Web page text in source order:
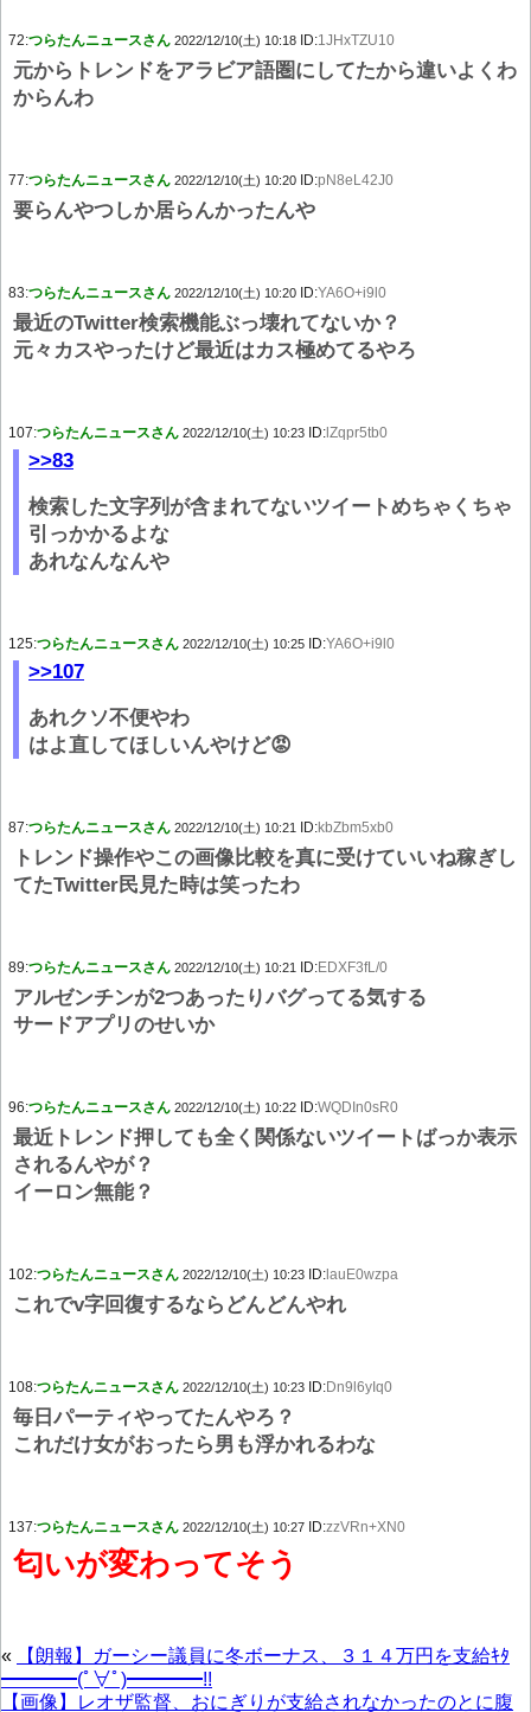
72:つらたんニュースさん 2022/12/10(土) 10:18 ID:1JHxTZU10
元からトレンドをアラビア語圏にしてたから違いよくわ
からんわ
77:つらたんニュースさん 2022/12/10(土) 10:20 ID:pN8eL42J0
要らんやつしか居らんかったんや
83:つらたんニュースさん 2022/12/10(土) 10:20 ID:YA6O+i9l0
最近のTwitter検索機能ぶっ壊れてないか？
元々カスやったけど最近はカス極めてるやろ
107:つらたんニュースさん 2022/12/10(土) 10:23 ID: lZqpr5tb0
>>83
検索した文字列が含まれてないツイートめちゃくちゃ
引っかかるよな
あれなんなんや
125:つらたんニュースさん 2022/12/10(土) 10:25 ID:YA6O+i9l0
>>107
あれクソ不便やわ
はよ直してほしいんやけど😡
87:つらたんニュースさん 2022/12/10(土) 10:21 ID:kbZbm5xb0
トレンド操作やこの画像比較を真に受けていいね稼ぎし
てたTwitter民見た時は笑ったわ
89:つらたんニュースさん 2022/12/10(土) 10:21 ID:EDXF3fL/0
アルゼンチンが2つあったりバグってる気する
サードアプリのせいか
96:つらたんニュースさん 2022/12/10(土) 10:22 ID:WQDIn0sR0
最近トレンド押しても全く関係ないツイートばっか表示
されるんやが？
イーロン無能？
102:つらたんニュースさん 2022/12/10(土) 10:23 ID: lauE0wzpa
これでv字回復するならどんどんやれ
108:つらたんニュースさん 2022/12/10(土) 10:23 ID:Dn9l6yIq0
毎日パーティやってたんやろ？
これだけ女がおったら男も浮かれるわな
137:つらたんニュースさん 2022/12/10(土) 10:27 ID:zzVRn+XN0
匂いが変わってそう
«
【朗報】ガーシー議員に冬ボーナス、３１４万円を支給ｷﾀ
━━━━(ﾟ∀ﾟ)━━━━!!
【画像】レオザ監督、おにぎりが支給されなかったのとに腹